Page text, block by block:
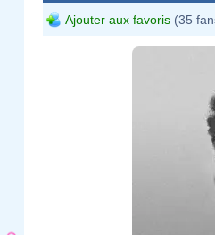
Ajouter aux favoris (35